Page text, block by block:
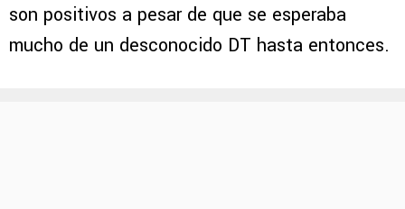
son positivos a pesar de que se esperaba
mucho de un desconocido DT hasta entonces.